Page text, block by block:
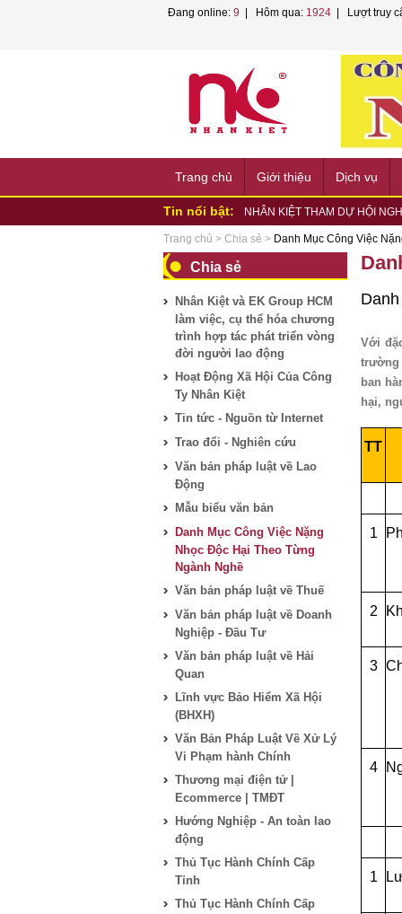
Đang online: 9 | Hôm qua: 1924 | Lượt truy
Trang chủ Giới thiệu Dịch vụ
Tin nổi bật:
NHÂN KIỆT VÀ EK GROUP
NHÂN KIỆT KÝ KẾT HỢP TÁC
NHÂN KIỆT PHỐI HỢP TỔ
NHÂN KIỆT ĐỒNG HÀNH
HỘI...
NHÂN KIỆT ĐỒNG HÀNH
PHƯỜNG...
NHÂN KIỆT ĐỒNG HÀNH HỘI
NHÂN KIỆT CHUNG TAY HỖ
Nhân Kiệt tham gia tập huấn
Nhân Kiệt và VNPT TP.HCM
NHÂN KIỆT THAM DỰ HỘI
LAO...
Trang chủ > Chia sẻ > Danh Mục Công Việc
Chia sẻ
Nhân Kiệt và EK Group HCM
làm việc, cụ thể hóa chương
trình hợp tác phát triển vòng
đời người lao động
Hoạt Động Xã Hội Của Công
Ty Nhân Kiệt
Tin tức - Nguồn từ Internet
Trao đổi - Nghiên cứu
Văn bản pháp luật về Lao
Động
Mẫu biểu văn bản
Danh Mục Công Việc Nặng
Nhọc Độc Hại Theo Từng
Ngành Nghề
Văn bản pháp luật về Thuế
Văn bản pháp luật về Doanh
Nghiệp - Đầu Tư
Văn bản pháp luật về Hải
Quan
Lĩnh vực Bảo Hiểm Xã Hội
(BHXH)
Văn Bản Pháp Luật Về Xử Lý
Vi Phạm hành Chính
Thương mại điện tử |
Ecommerce | TMĐT
Hướng Nghiệp - An toàn lao
động
Thủ Tục Hành Chính Cấp
Tỉnh
Thủ Tục Hành Chính Cấp
Với
trường
ban
hại,
TT
1
2
3
4
1